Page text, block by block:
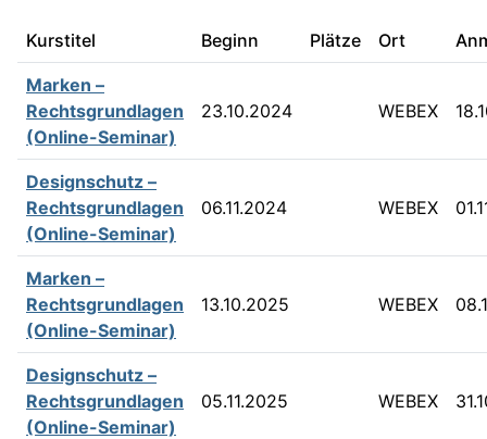
Kurstitel Beginn Plätze Ort
Marken –
Rechtsgrundlagen
(Online-Seminar)
23.10.2024 WEBEX
Designschutz –
Rechtsgrundlagen
(Online-Seminar)
06.11.2024 WEBEX
Marken –
Rechtsgrundlagen
(Online-Seminar)
13.10.2025 WEBEX
Designschutz –
Rechtsgrundlagen
(Online-Seminar)
05.11.2025 WEBEX